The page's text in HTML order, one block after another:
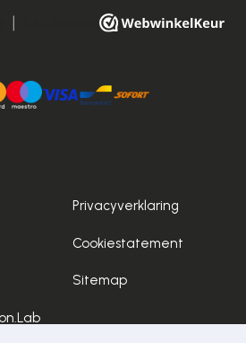
Privacyverklaring
Cookiestatement
Sitemap